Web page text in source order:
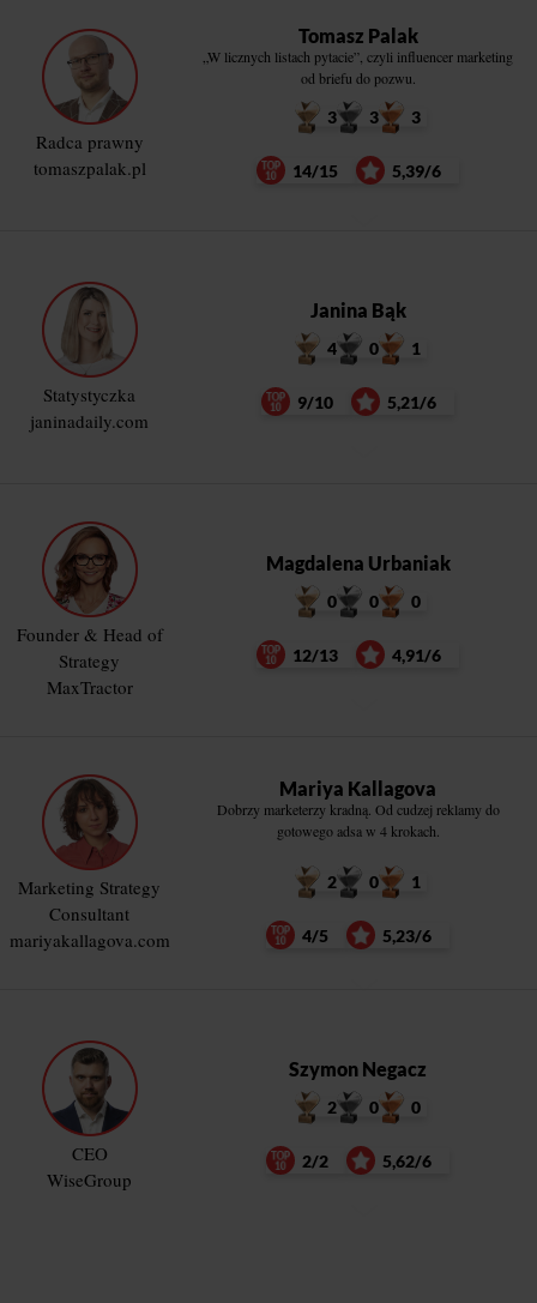
Radca prawny
tomaszpalak.pl
Tomasz Palak
„W licznych listach pytacie”, czyli influencer marketing
od briefu do pozwu.
3 3 3
14/15 5,39/6
Statystyczka
janinadaily.com
Janina Bąk
4 0 1
9/10 5,21/6
Founder & Head of
Strategy
MaxTractor
Magdalena Urbaniak
0 0 0
12/13 4,91/6
Marketing Strategy
Consultant
mariyakallagova.com
Mariya Kallagova
Dobrzy marketerzy kradną. Od cudzej reklamy do
gotowego adsa w 4 krokach.
2 0 1
4/5 5,23/6
CEO
WiseGroup
Szymon Negacz
2 0 0
2/2 5,62/6